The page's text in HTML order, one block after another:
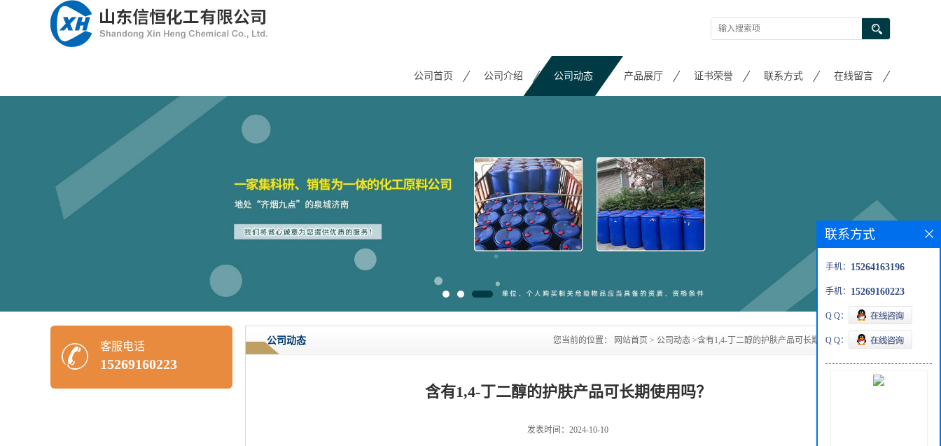
公司首页 公司介绍 公司动态 产品展厅 证书荣誉 联系方式 在线留言
客服电话
15269160223
公司动态 您当前的位置： 网站首页 > 公司动态 >含有1,4-丁二醇的护肤产品可长期使用吗？
含有1,4-丁二醇的护肤产品可长期使用吗？
发表时间：2024-10-10
联系方式
手机： 15264163196
手机： 15269160223
Q Q：
Q Q：